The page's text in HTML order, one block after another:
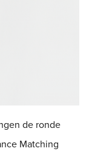
de ronde
Matching